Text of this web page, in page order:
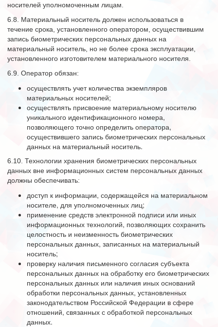
носителей уполномоченным лицам.
6.8. Материальный носитель должен использоваться в
течение срока, установленного оператором, осуществившим
запись биометрических персональных данных на
материальный носитель, но не более срока эксплуатации,
установленного изготовителем материального носителя.
6.9. Оператор обязан:
осуществлять учет количества экземпляров
материальных носителей;
осуществлять присвоение материальному носителю
уникального идентификационного номера,
позволяющего точно определить оператора,
осуществившего запись биометрических персональных
данных на материальный носитель.
6.10. Технологии хранения биометрических персональных
данных вне информационных систем персональных данных
должны обеспечивать:
доступ к информации, содержащейся на материальном
носителе, для уполномоченных лиц;
применение средств электронной подписи или иных
информационных технологий, позволяющих сохранить
целостность и неизменность биометрических
персональных данных, записанных на материальный
носитель;
проверку наличия письменного согласия субъекта
персональных данных на обработку его биометрических
персональных данных или наличия иных оснований
обработки персональных данных, установленных
законодательством Российской Федерации в сфере
отношений, связанных с обработкой персональных
данных.